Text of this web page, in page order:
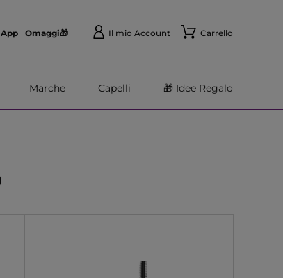
App Omaggi🎁 Il mio Account Carrello
Marche Capelli 🎁 Idee Regalo